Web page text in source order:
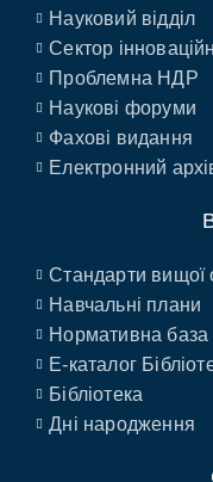
Науковий відділ
Сектор
Проблемна НДР
Наукові форуми
Фахові видання
Електронний
Стандарти вищої
Навчальні плани
Нормативна база
E-каталог
Бібліотека
Дні народження